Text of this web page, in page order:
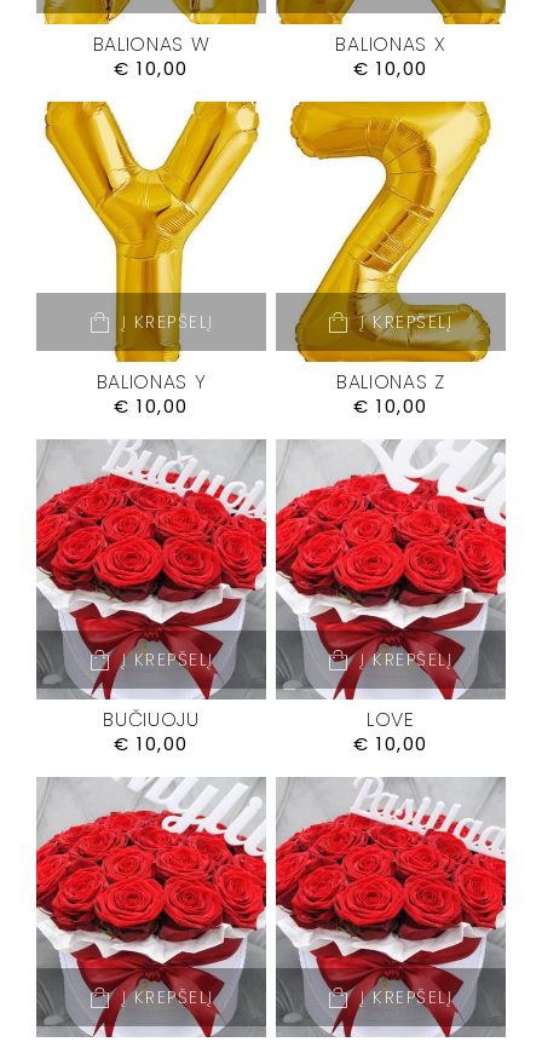
BALIONAS W
€ 10,00
BALIONAS X
€ 10,00
Į KREPŠELĮ
BALIONAS Y
€ 10,00
Į KREPŠELĮ
BALIONAS Z
€ 10,00
Į KREPŠELĮ
BUČIUOJU
€ 10,00
Į KREPŠELĮ
LOVE
€ 10,00
Į KREPŠELĮ Į KREPŠELĮ